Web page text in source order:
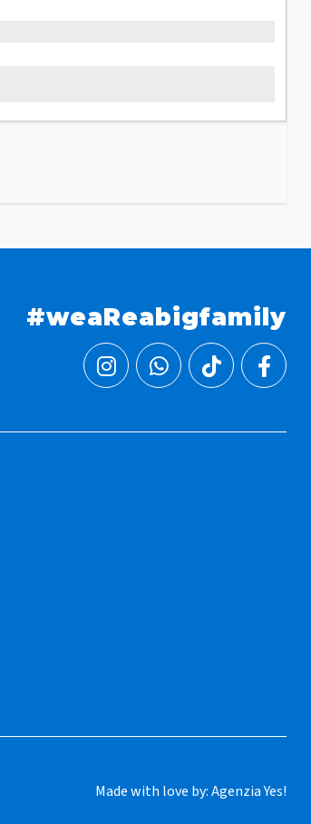
#weaReabigfamily
Made with love by:Agenzia Yes!